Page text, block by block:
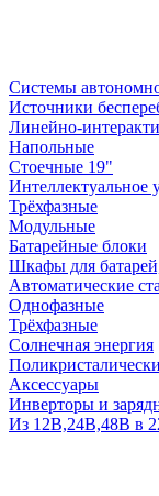
Системы
Источники
Линейно-
Напольные
Стоечные 19"
Интеллектуальное
Трёхфазные
Модульные
Батарейные блоки
Шкафы для
Автоматические
Однофазные
Трёхфазные
Солнечная энергия
Аксессуары
Инверторы и
Из 12В,24В,48В в